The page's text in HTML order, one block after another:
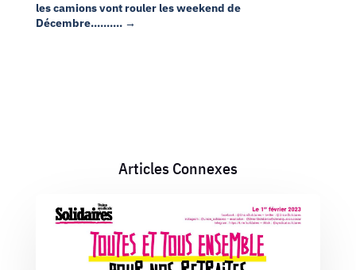
les camions vont rouler les weekend de
Décembre..........→
Articles Connexes